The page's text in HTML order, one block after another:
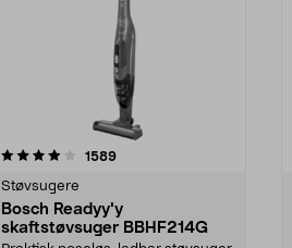
1589anmeldelser
Støvsugere
Bosch Readyy'y
skaftstøvsuger BBHF214G
4.5 av 5 stjerner